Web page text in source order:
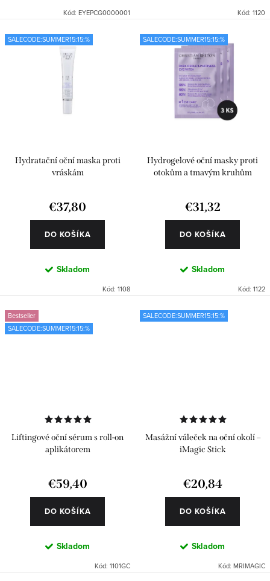
Kód: EYEPCG0000001 Kód: 1120
SALECODE:SUMMER15:15:%
Hydratační oční maska proti
vráskám
€37,80
DO KOŠÍKA
Skladom
Kód: 1108
SALECODE:SUMMER15:15:%
Hydrogelové oční masky proti
otokům a tmavým kruhům
€31,32
DO KOŠÍKA
Skladom
Kód: 1122
Bestseller
SALECODE:SUMMER15:15:%
Liftingové oční sérum s roll-on
aplikátorem
€59,40
DO KOŠÍKA
Skladom
Kód: 1101GC
SALECODE:SUMMER15:15:%
Masážní váleček na oční okolí –
iMagic Stick
€20,84
DO KOŠÍKA
Skladom
Kód: MRIMAGIC